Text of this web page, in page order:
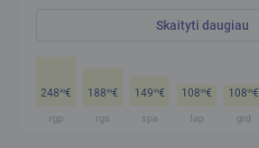
Skaityti daugiau
24899€
rgp
18899€
rgs
14999€
spa
10899€
lap
10899€
grd